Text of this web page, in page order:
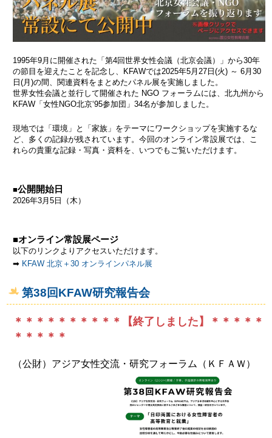
1995年9月に開催された「第4回世界女性会議（北京会議）」から30年
の節目を迎えたことを記念し、KFAWでは2025年5月27日(火) ～ 6月30
日(月)の間、関連資料をまとめたパネル展を実施しました。
世界女性会議と並行して開催された NGO フォーラムには、北九州から
KFAW「女性NGO北京‘95参加団」34名が参加しました。
現地では「環境」と「家族」をテーマにワークショップを実施するな
ど、多くの記録が残されています。今回のオンライン常設展では、こ
れらの貴重な記録・写真・資料を、いつでもご覧いただけます。
■公開開始日
2026年3月5日（木）
■オンライン常設展ページ
以下のリンクよりアクセスいただけます。
➡ KFAW 北京＋30 オンラインパネル展
第38回KFAW研究報告会
＊＊＊＊＊＊＊＊＊＊【終了しました】＊＊＊＊＊
＊＊＊＊＊
（公財）アジア女性交流・研究フォーラム（ＫＦＡＷ）